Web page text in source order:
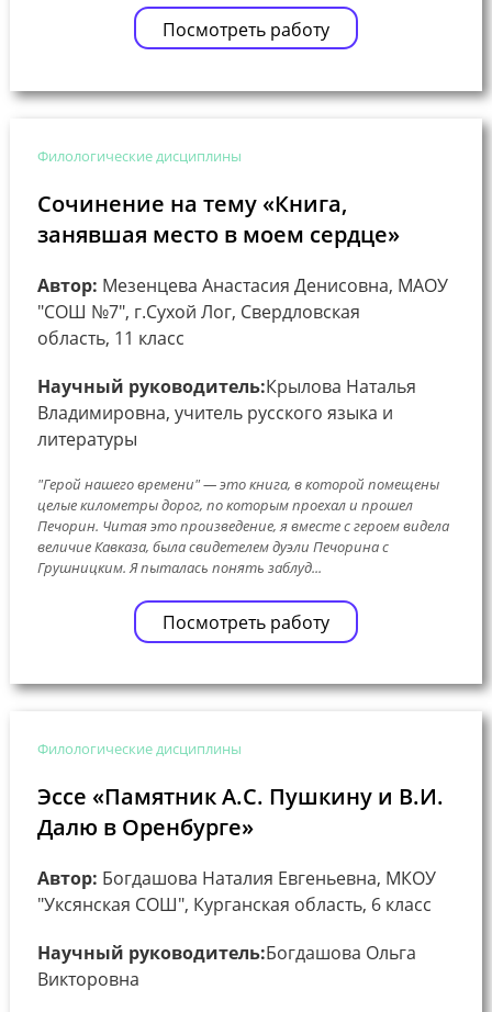
Посмотреть работу
Филологические дисциплины
Сочинение на тему «Книга,
занявшая место в моем сердце»
Автор: Мезенцева Анастасия Денисовна, МАОУ
"СОШ №7", г.Сухой Лог, Свердловская
область, 11 класс
Научный руководитель:Крылова Наталья
Владимировна, учитель русского языка и
литературы
"Герой нашего времени" — это книга, в которой помещены
целые километры дорог, по которым проехал и прошел
Печорин. Читая это произведение, я вместе с героем видела
величие Кавказа, была свидетелем дуэли Печорина с
Грушницким. Я пыталась понять заблуд...
Посмотреть работу
Филологические дисциплины
Эссе «Памятник А.С. Пушкину и В.И.
Далю в Оренбурге»
Автор: Богдашова Наталия Евгеньевна, МКОУ
"Уксянская СОШ", Курганская область, 6 класс
Научный руководитель:Богдашова Ольга
Викторовна